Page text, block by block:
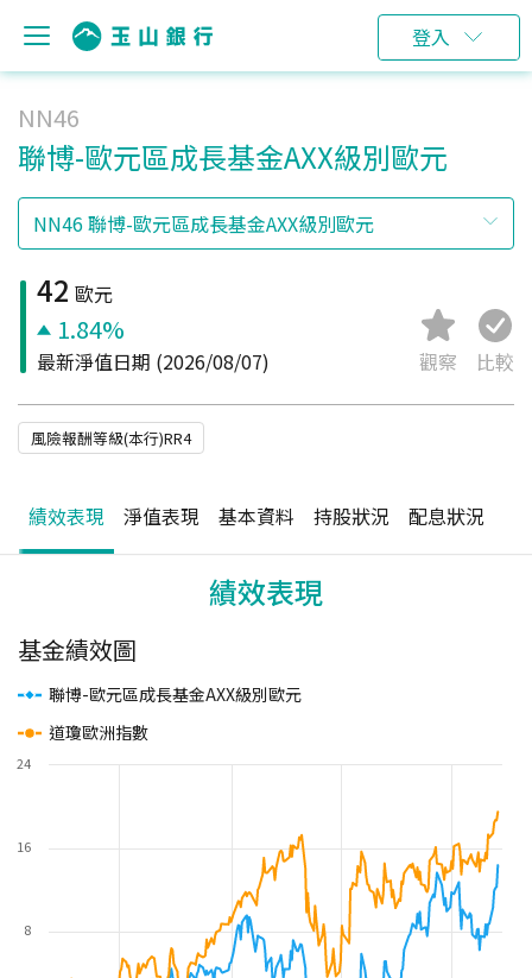
登入
NN46
聯博-歐元區成長基金AXX級別歐元
42 歐元
1.84%
最新淨值日期 (2026/08/07) 觀察 比較
風險報酬等級(本行)RR4
績效表現 淨值表現 基本資料 持股狀況 配息狀況
績效表現
基金績效圖
聯博-歐元區成長基金AXX級別歐元
道瓊歐洲指數
8
16
24